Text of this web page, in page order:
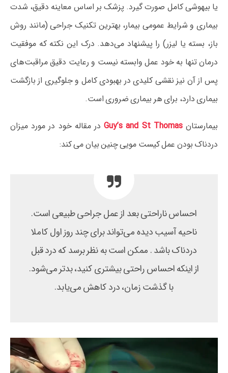
یا بیهوشی کامل صورت گیرد. پزشک بر اساس معاینه دقیق، شدت
بیماری و شرایط عمومی بیمار، بهترین تکنیک جراحی (مانند روش
باز، بسته یا لیزر) را پیشنهاد می‌دهد. درک این نکته که موفقیت
درمان تنها به خود عمل وابسته نیست و رعایت دقیق مراقبت‌های
پس از آن نیز نقشی کلیدی در بهبودی کامل و جلوگیری از بازگشت
بیماری دارد، برای هر بیماری ضروری است.
بیمارستانGuy’s and St Thomasدر مقاله خود در مورد میزان
دردناک بودن عمل کیست مویی چنین بیان می کند:
احساس ناراحتی بعد از عمل جراحی طبیعی است.
ناحیه آسیب دیده می‌تواند برای چند روز اول کاملا
دردناک باشد . ممکن است به نظر برسد که درد قبل
از اینکه احساس راحتی بیشتری کنید، بدتر می‌شود.
با گذشت زمان، درد کاهش می‌یابد.